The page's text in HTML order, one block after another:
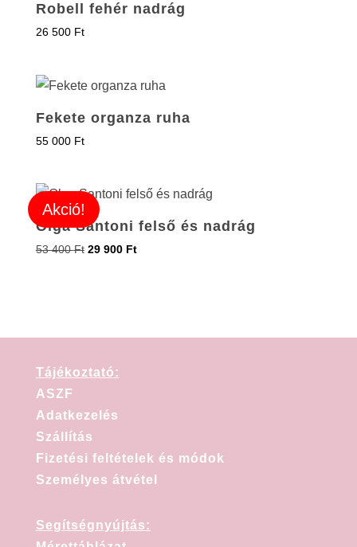
Robell fehér nadrág
26 500 Ft
Fekete organza ruha
55 000 Ft
Akció!
Olga Santoni felső és nadrág
53 400Ft 29 900 Ft
Tájékoztató:
ASZF
Adatkezelés
Szállítás
Fizetési feltételek és módok
Személyes átvétel
Segítségnyújtás: